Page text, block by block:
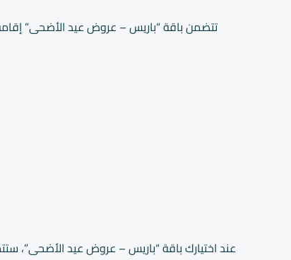
عند اختيارك باقة “باريس – عروض عيد الأضحى”،